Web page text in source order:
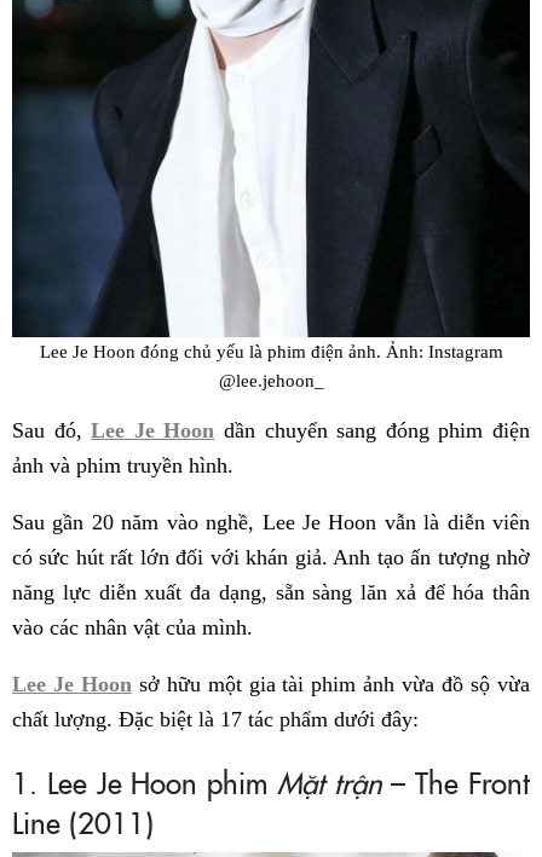
Lee Je Hoon đóng chủ yếu là phim điện ảnh. Ảnh: Instagram
@lee.jehoon_
Sau đó,Lee Je Hoon dần chuyển sang đóng phim điện
ảnh và phim truyền hình.
Sau gần 20 năm vào nghề, Lee Je Hoon vẫn là diễn viên
có sức hút rất lớn đối với khán giả. Anh tạo ấn tượng nhờ
năng lực diễn xuất đa dạng, sẵn sàng lăn xả để hóa thân
vào các nhân vật của mình.
Lee Je Hoonsở hữu một gia tài phim ảnh vừa đồ sộ vừa
chất lượng. Đặc biệt là 17 tác phẩm dưới đây:
1. Lee Je Hoon phim Mặt trận– The Front
Line (2011)